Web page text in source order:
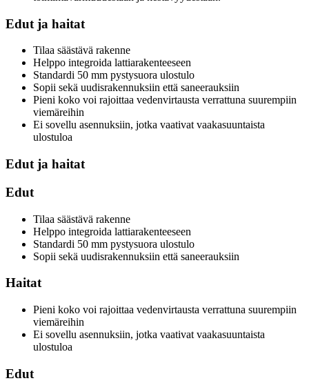
Edut ja haitat
Tilaa säästävä rakenne
Helppo integroida lattiarakenteeseen
Standardi 50 mm pystysuora ulostulo
Sopii sekä uudisrakennuksiin että saneerauksiin
Pieni koko voi rajoittaa vedenvirtausta verrattuna suurempiin
viemäreihin
Ei sovellu asennuksiin, jotka vaativat vaakasuuntaista
ulostuloa
Edut ja haitat
Edut
Tilaa säästävä rakenne
Helppo integroida lattiarakenteeseen
Standardi 50 mm pystysuora ulostulo
Sopii sekä uudisrakennuksiin että saneerauksiin
Haitat
Pieni koko voi rajoittaa vedenvirtausta verrattuna suurempiin
viemäreihin
Ei sovellu asennuksiin, jotka vaativat vaakasuuntaista
ulostuloa
Edut